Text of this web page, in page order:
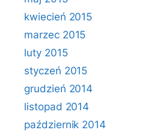
kwiecień 2015
marzec 2015
luty 2015
styczeń 2015
grudzień 2014
listopad 2014
październik 2014